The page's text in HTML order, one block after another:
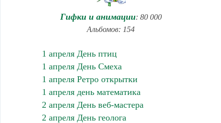
Гифки и анимации: 80 000
Альбомов: 154
1 апреля День птиц
1 апреля День Смеха
1 апреля Ретро открытки
1 апреля день математика
2 апреля День веб-мастера
2 апреля День геолога